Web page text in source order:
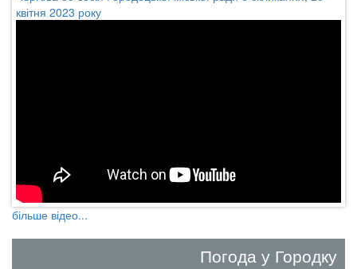
квітня 2023 року
більше відео...
Погода у Городку